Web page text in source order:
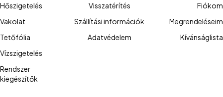
Hőszigetelés
Vakolat
Tetőfólia
Vízszigetelés
Rendszer
kiegészítők
Visszatérítés
Szállítási információk
Adatvédelem
Fiókom
Megrendeléseim
Kívánságlista